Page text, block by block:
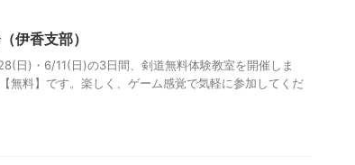
伊香支部）
日)・6/11(日)の3日間、剣道無料体験教室を開催しま
無料】です。楽しく、ゲーム感覚で気軽に参加してくだ